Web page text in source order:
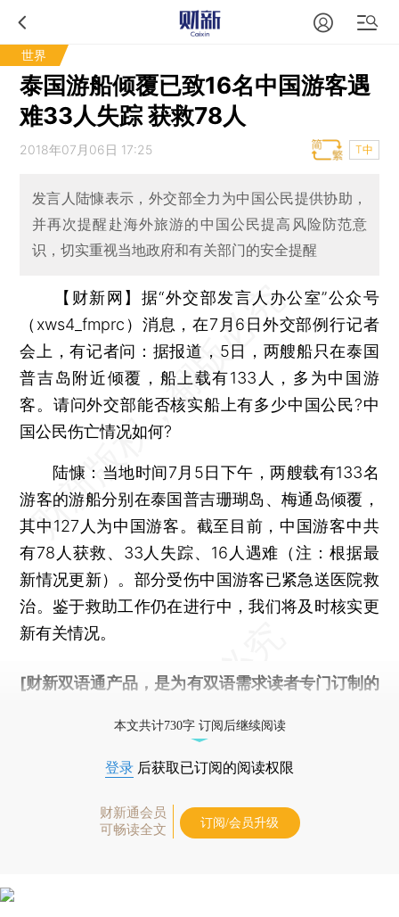
世界
泰国游船倾覆已致16名中国游客遇
难33人失踪 获救78人
2018年07月06日 17:25 T中
发言人陆慷表示，外交部全力为中国公民提供协助，
并再次提醒赴海外旅游的中国公民提高风险防范意
识，切实重视当地政府和有关部门的安全提醒
【财新网】 据“外交部发言人办公室”公众号
（xws4_fmprc）消息，在7月6日外交部例行记者
会上，有记者问：据报道，5日，两艘船只在泰国
普吉岛附近倾覆，船上载有133人，多为中国游
客。请问外交部能否核实船上有多少中国公民?中
国公民伤亡情况如何?
陆慷： 当地时间7月5日下午，两艘载有133名
游客的游船分别在泰国普吉珊瑚岛、梅通岛倾覆，
其中127人为中国游客。截至目前，中国游客中共
有78人获救、33人失踪、16人遇难（注：根据最
新情况更新）。部分受伤中国游客已紧急送医院救
治。鉴于救助工作仍在进行中，我们将及时核实更
新有关情况。
[财新双语通产品，是为有双语需求读者专门订制的
本文共计730字 订阅后继续阅读
登录 后获取已订阅的阅读权限
财新通会员
可畅读全文
订阅/会员升级